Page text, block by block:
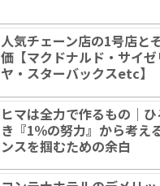
人気チェーン店の1号店と
価【マクドナルド・サイゼ
ヤ・スターバックスetc】
ヒマは全力で作るもの｜
き『1％の努力』から考え
ンスを掴むための余白